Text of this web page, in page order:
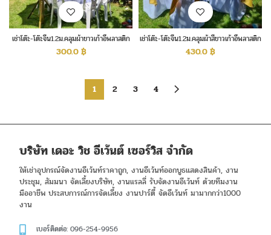
เช่าโต๊ะ-โต๊ะจีน1.2ม.คลุมผ้าขาวเก้าอี้พลาสติก
ไม่คลุมผ้า
300.0฿
เช่าโต๊ะ-โต๊ะจีน1.2ม.คลุมผ้าสีขาวเก้าอี้พลาสติก
คลุมผ้าผูกโบว์
430.0฿
1 2 3 4
บริษัท เดอะ วิช อีเว้นต์ เซอร์วิส จำกัด
ให้เช่าอุปกรณ์จัดงานอีเว้นท์ราคาถูก, งานอีเว้นท์ออกบูธแสดงสินค้า, งาน
ประชุม, สัมมนา จัดเลี้ยงบริษัท, งานแรลลี่ รับจัดงานอีเว้นท์ ด้วยทีมงาน
มืออาชีพ ประสบการณ์การจัดเลี้ยง งานปาร์ตี้ จัดอีเว้นท์ มามากกว่า1000
งาน
เบอร์ติดต่อ: 096-254-9956